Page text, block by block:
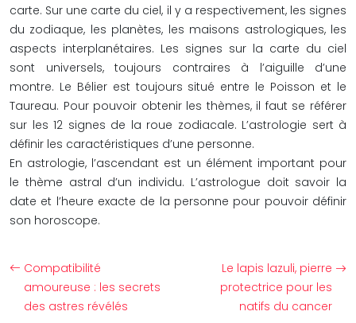
carte. Sur une carte du ciel, il y a respectivement, les signes
du zodiaque, les planètes, les maisons astrologiques, les
aspects interplanétaires. Les signes sur la carte du ciel
sont universels, toujours contraires à l’aiguille d’une
montre. Le Bélier est toujours situé entre le Poisson et le
Taureau. Pour pouvoir obtenir les thèmes, il faut se référer
sur les 12 signes de la roue zodiacale. L’astrologie sert à
définir les caractéristiques d’une personne.
En astrologie, l’ascendant est un élément important pour
le thème astral d’un individu. L’astrologue doit savoir la
date et l’heure exacte de la personne pour pouvoir définir
son horoscope.
Compatibilité
amoureuse : les secrets
des astres révélés
Le lapis lazuli, pierre
protectrice pour les
natifs du cancer